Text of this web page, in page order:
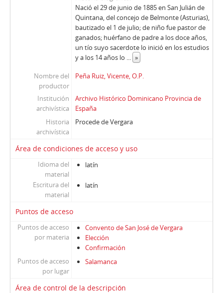
Nació el 29 de junio de 1885 en San Julián de
Quintana, del concejo de Belmonte (Asturias),
bautizado el 1 de julio; de niño fue pastor de
ganados; huérfano de padre a los doce años,
un tío suyo sacerdote lo inició en los estudios
y a los 14 años lo ... »
Nombre del
productor
Peña Ruiz, Vicente, O.P.
Institución
archivística
Archivo Histórico Dominicano Provincia de
España
Historia
archivística
Procede de Vergara
Área de condiciones de acceso y uso
Idioma del
material
latín
Escritura del
material
latín
Puntos de acceso
Puntos de acceso
por materia
Convento de San José de Vergara
Elección
Confirmación
Puntos de acceso
por lugar
Salamanca
Área de control de la descripción